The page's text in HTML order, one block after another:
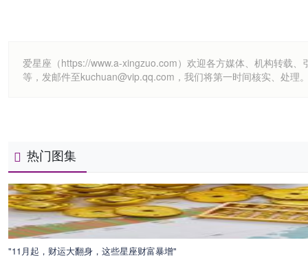
爱星座（https://www.a-xingzuo.com）欢迎各方媒体、机构转载
等，发邮件至kuchuan@vip.qq.com，我们将第一时间核实、处理
热门图集
"11月起，财运大翻身，这些星座财富暴增"